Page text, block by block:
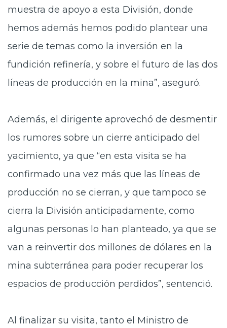
muestra de apoyo a esta División, donde
hemos además hemos podido plantear una
serie de temas como la inversión en la
fundición refinería, y sobre el futuro de las dos
líneas de producción en la mina”, aseguró.
Además, el dirigente aprovechó de desmentir
los rumores sobre un cierre anticipado del
yacimiento, ya que “en esta visita se ha
confirmado una vez más que las líneas de
producción no se cierran, y que tampoco se
cierra la División anticipadamente, como
algunas personas lo han planteado, ya que se
van a reinvertir dos millones de dólares en la
mina subterránea para poder recuperar los
espacios de producción perdidos”, sentenció.
Al finalizar su visita, tanto el Ministro de